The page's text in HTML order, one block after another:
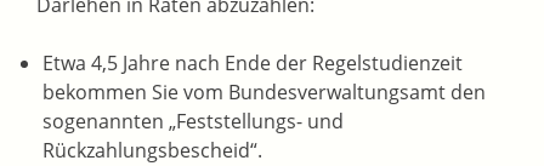
Etwa 4,5 Jahre nach Ende der Regelstudienzeit
bekommen Sie vom Bundesverwaltungsamt den
sogenannten „Feststellungs- und
Rückzahlungsbescheid“.